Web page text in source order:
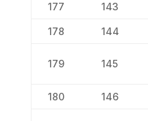
177 143
178 144
179 145
180 146